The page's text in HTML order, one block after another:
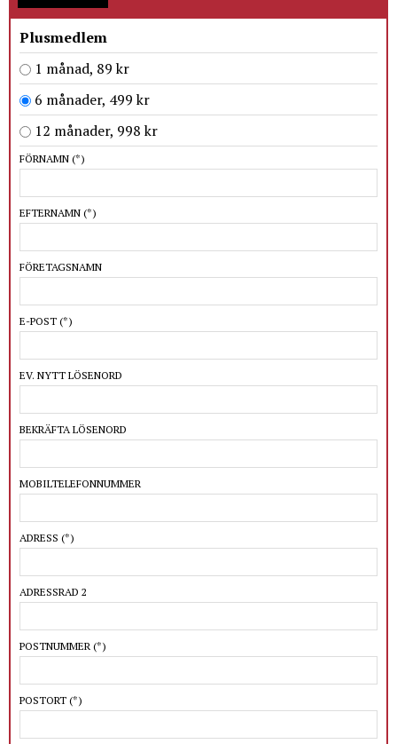
Plusmedlem
1 månad, 89 kr
6 månader, 499 kr
12 månader, 998 kr
FÖRNAMN (*)
EFTERNAMN (*)
FÖRETAGSNAMN
E-POST (*)
EV. NYTT LÖSENORD
BEKRÄFTA LÖSENORD
MOBILTELEFONNUMMER
ADRESS (*)
ADRESSRAD 2
POSTNUMMER (*)
POSTORT (*)